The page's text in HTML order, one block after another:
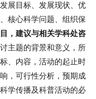
展目标、发展现状、优
核心科学问题、组织保
，建议与相关学科处咨
主题的背景和意义，所
、内容，活动的起止时
，可行性分析，预期成
学传播及科普活动的必